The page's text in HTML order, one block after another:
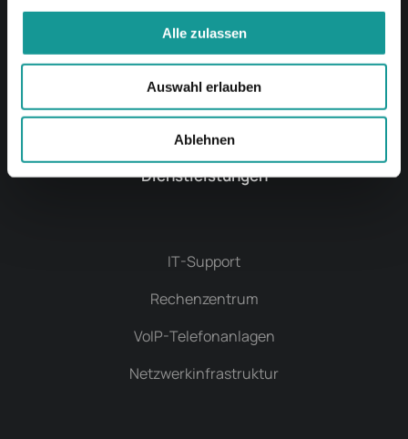
Alle zulassen
Auswahl erlauben
Ablehnen
Über uns
Hansa Systems
Dienstleistungen
IT-Support
Rechenzentrum
VoIP-Telefonanlagen
Netzwerkinfrastruktur